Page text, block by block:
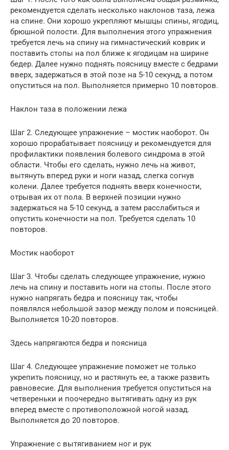
рекомендуется сделать несколько наклонов таза, лежа
на спине. Они хорошо укрепляют мышцы спины, ягодиц,
брюшной полости. Для выполнения этого упражнения
требуется лечь на спину на гимнастический коврик и
поставить стопы на пол ближе к ягодицам на ширине
бедер. Далее нужно поднять поясницу вместе с бедрами
вверх, задержаться в этой позе на 5-10 секунд, а потом
опуститься на пол. Выполняется примерно 10 повторов.
Наклон таза в положении лежа
Шаг 2. Следующее упражнение – мостик наоборот. Он
хорошо прорабатывает поясницу и рекомендуется для
профилактики появления болевого синдрома в этой
области. Чтобы его сделать, нужно лечь на живот,
вытянуть вперед руки и ноги назад, слегка согнув
колени. Далее требуется поднять вверх конечности,
отрывая их от пола. В верхней позиции нужно
задержаться на 5-10 секунд, а затем расслабиться и
опустить конечности на пол. Требуется сделать 10
повторов.
Мостик наоборот
Шаг 3. Чтобы сделать следующее упражнение, нужно
лечь на спину и поставить ноги на стопы. После этого
нужно напрягать бедра и поясницу так, чтобы
появлялся небольшой зазор между полом и поясницей.
Выполняется 10-20 повторов.
Здесь напрягаются бедра и поясница
Шаг 4. Следующее упражнение поможет не только
укрепить поясницу, но и растянуть ее, а также развить
равновесие. Для выполнения требуется опуститься на
четвереньки и поочередно вытягивать одну из рук
вперед вместе с противоположной ногой назад.
Выполняется до 20 повторов.
Упражнение с вытягиванием ног и рук